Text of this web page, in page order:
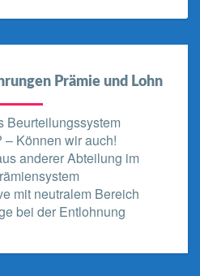
Prämie und Lohn
Beurteilungssystem
– Können wir auch!
anderer Abteilung im
mit neutralem Bereich
bei der Entlohnung